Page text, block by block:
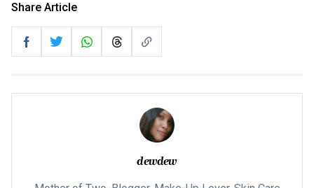
Share Article
dewdew